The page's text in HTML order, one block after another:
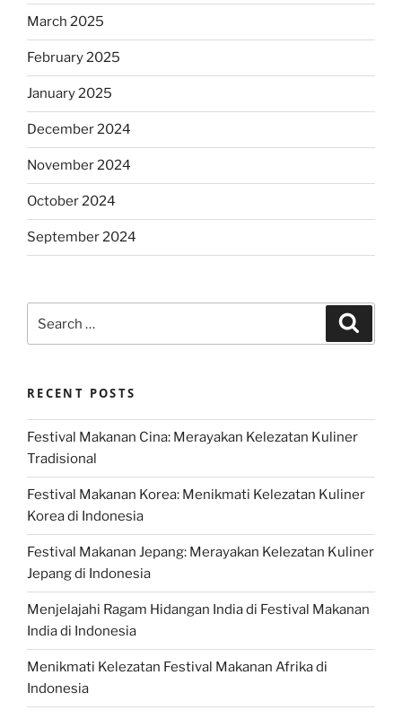
March 2025
February 2025
January 2025
December 2024
November 2024
October 2024
September 2024
for:
RECENT POSTS
Festival Makanan Cina: Merayakan Kelezatan Kuliner
Tradisional
Festival Makanan Korea: Menikmati Kelezatan Kuliner
Korea di Indonesia
Festival Makanan Jepang: Merayakan Kelezatan Kuliner
Jepang di Indonesia
Menjelajahi Ragam Hidangan India di Festival Makanan
India di Indonesia
Menikmati Kelezatan Festival Makanan Afrika di
Indonesia